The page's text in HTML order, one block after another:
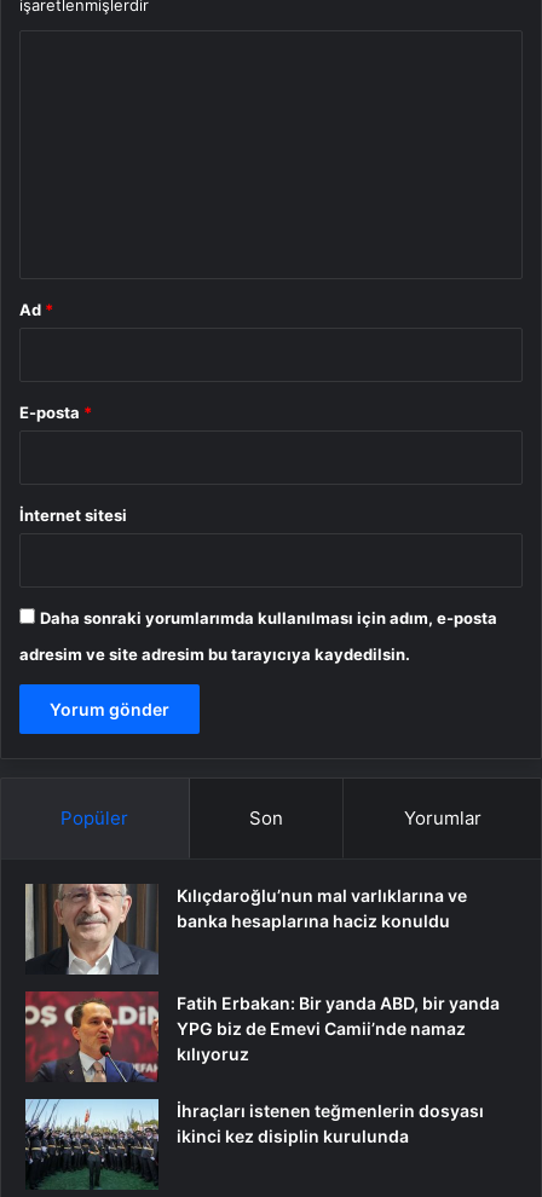
işaretlenmişlerdir
Ad *
E-posta *
İnternet sitesi
Daha sonraki yorumlarımda kullanılması için adım, e-posta
adresim ve site adresim bu tarayıcıya kaydedilsin.
Popüler Son Yorumlar
Kılıçdaroğlu’nun mal varlıklarına ve
banka hesaplarına haciz konuldu
Fatih Erbakan: Bir yanda ABD, bir yanda
YPG biz de Emevi Camii’nde namaz
kılıyoruz
İhraçları istenen teğmenlerin dosyası
ikinci kez disiplin kurulunda